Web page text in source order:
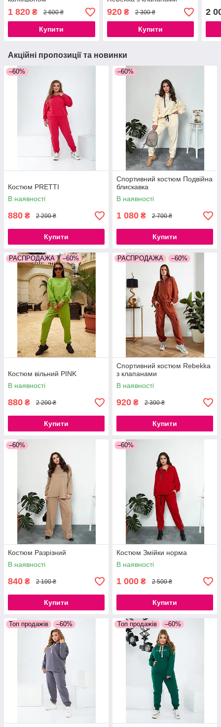
1 820 ₴ 2 600 ₴
Купити
920₴ 2 300 ₴
Купити
2
Акційні пропозиції та новинки
–60%
Костюм PRETTI
В наявності
880 ₴ 2 200 ₴
Купити
–60%
Спортивний костюм Подвійна
блискавка
В наявності
1 080 ₴ 2 700 ₴
Купити
РАСПРОДАЖА –60%
Костюм вільний PINK
В наявності
880 ₴ 2 200 ₴
Купити
РАСПРОДАЖА –60%
Спортивний костюм Rebekka
з клапанами
В наявності
920 ₴ 2 300 ₴
Купити
–60%
Костюм Разрізний
В наявності
840 ₴ 2 100 ₴
Купити
–60%
Костюм Змійки норма
В наявності
1 000 ₴ 2 500 ₴
Купити
Топ продажів –60% Топ продажів –60%